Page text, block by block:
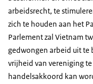
arbeidsrecht, te
zich te houden aan het
Parlement zal Vietnam
gedwongen arbeid uit te
vrijheid van vereniging
handelsakkoord kan